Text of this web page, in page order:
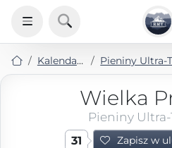
Kalendarz Pieniny Ultra-
Wielka
Pieniny
31 Zapisz w